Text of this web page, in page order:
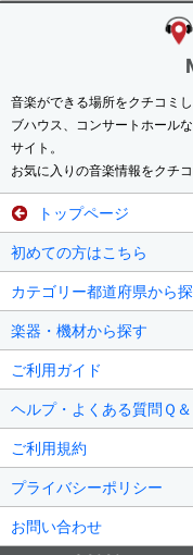
音楽ができる場所をクチコミ
ブハウス、コンサートホール
サイト。
お気に入りの音楽情報をクチ
トップページ
初めての方はこちら
カテゴリー都道府県から
楽器・機材から探す
ご利用ガイド
ヘルプ・よくある質問Ｑ＆
ご利用規約
プライバシーポリシー
お問い合わせ